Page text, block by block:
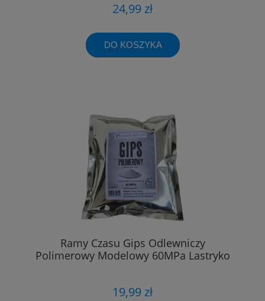
24,99 zł
DO KOSZYKA
Ramy Czasu Gips Odlewniczy
Polimerowy Modelowy 60MPa Lastryko
19,99 zł